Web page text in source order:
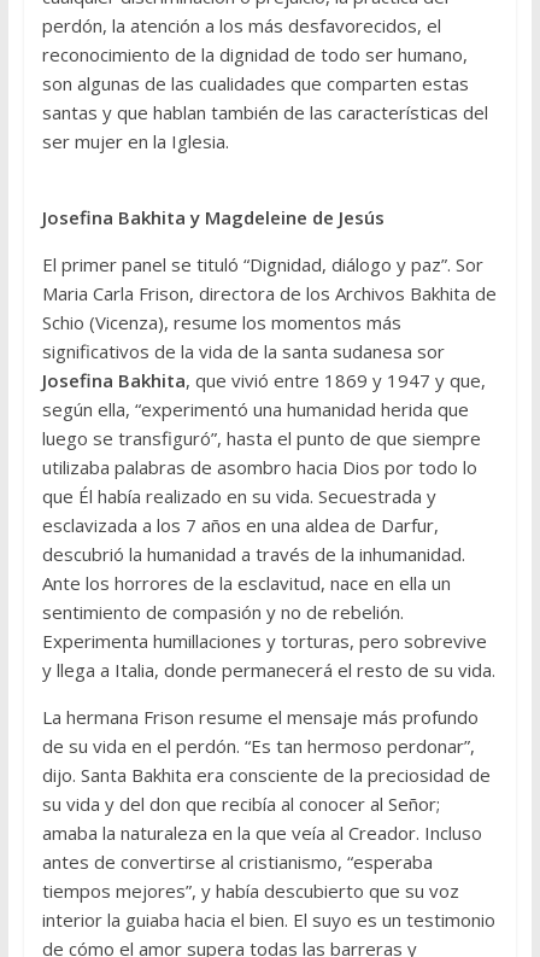
perdón, la atención a los más desfavorecidos, el
reconocimiento de la dignidad de todo ser humano,
son algunas de las cualidades que comparten estas
santas y que hablan también de las características del
ser mujer en la Iglesia.
Josefina Bakhita y Magdeleine de Jesús
El primer panel se tituló “Dignidad, diálogo y paz”. Sor
Maria Carla Frison, directora de los Archivos Bakhita de
Schio (Vicenza), resume los momentos más
significativos de la vida de la santa sudanesa sor
Josefina Bakhita, que vivió entre 1869 y 1947 y que,
según ella, “experimentó una humanidad herida que
luego se transfiguró”, hasta el punto de que siempre
utilizaba palabras de asombro hacia Dios por todo lo
que Él había realizado en su vida. Secuestrada y
esclavizada a los 7 años en una aldea de Darfur,
descubrió la humanidad a través de la inhumanidad.
Ante los horrores de la esclavitud, nace en ella un
sentimiento de compasión y no de rebelión.
Experimenta humillaciones y torturas, pero sobrevive
y llega a Italia, donde permanecerá el resto de su vida.
La hermana Frison resume el mensaje más profundo
de su vida en el perdón. “Es tan hermoso perdonar”,
dijo. Santa Bakhita era consciente de la preciosidad de
su vida y del don que recibía al conocer al Señor;
amaba la naturaleza en la que veía al Creador. Incluso
antes de convertirse al cristianismo, “esperaba
tiempos mejores”, y había descubierto que su voz
interior la guiaba hacia el bien. El suyo es un testimonio
de cómo el amor supera todas las barreras y